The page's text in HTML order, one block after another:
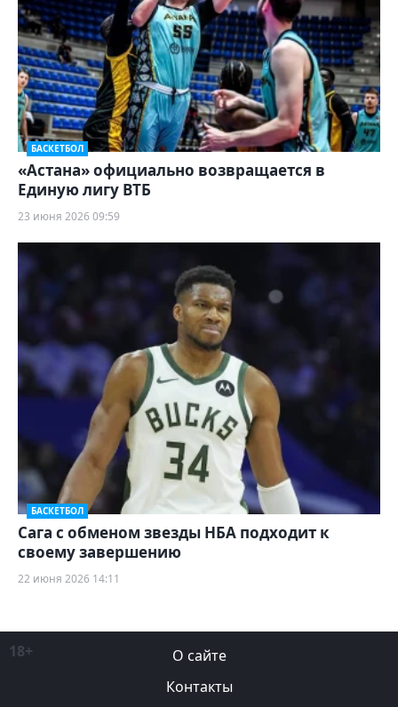
БАСКЕТБОЛ
«Астана» официально возвращается в
Единую лигу ВТБ
23 июня 2026 09:59
БАСКЕТБОЛ
Сага с обменом звезды НБА подходит к
своему завершению
22 июня 2026 14:11
18+
О сайте
Контакты